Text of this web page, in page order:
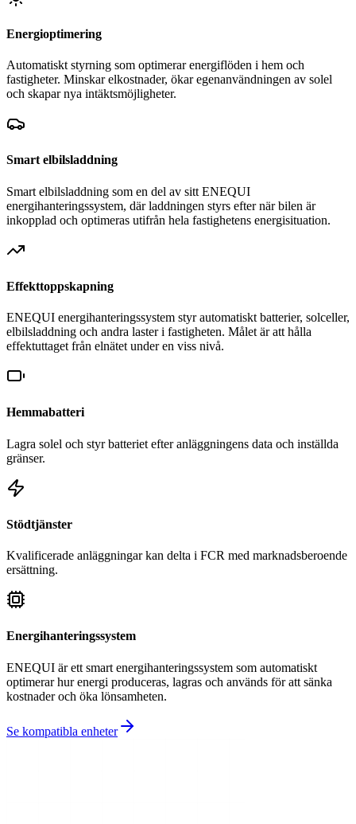
Energioptimering
Automatiskt styrning som optimerar energiflöden i hem och
fastigheter. Minskar elkostnader, ökar egenanvändningen av solel
och skapar nya intäktsmöjligheter.
Smart elbilsladdning
Smart elbilsladdning som en del av sitt ENEQUI
energihanteringssystem, där laddningen styrs efter när bilen är
inkopplad och optimeras utifrån hela fastighetens energisituation.
Effekttoppskapning
ENEQUI energihanteringssystem styr automatiskt batterier, solceller,
elbilsladdning och andra laster i fastigheten. Målet är att hålla
effektuttaget från elnätet under en viss nivå.
Hemmabatteri
Lagra solel och styr batteriet efter anläggningens data och inställda
gränser.
Stödtjänster
Kvalificerade anläggningar kan delta i FCR med marknadsberoende
ersättning.
Energihanteringssystem
ENEQUI är ett smart energihanteringssystem som automatiskt
optimerar hur energi produceras, lagras och används för att sänka
kostnader och öka lönsamheten.
Se kompatibla enheter